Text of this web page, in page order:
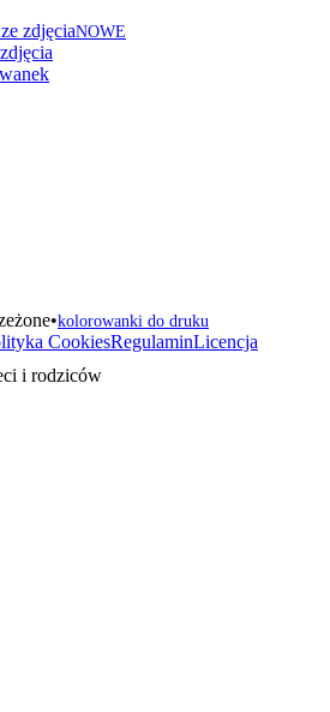
zdjęciaNOWE
•kolorowanki do druku
CookiesRegulaminLicencja
i rodziców